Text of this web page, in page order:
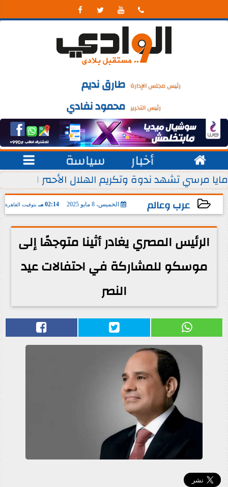
   
رئيس مجلس الإدارة طارق نديم
رئيس التحرير محمود نفادي
 أخبار سياسة 
يوليو من كل عام
مايا مرسي تشهد ندوة وتكريم الهلال الأحمر
عرب وعالم الخميس، 8 مايو 2025 02:14 مـ بتوقيت القاهرة
2025-05-08 14:14:16
الرئيس المصري يغادر أثينا متوجهًا إلى
موسكو للمشاركة في احتفالات عيد
النصر